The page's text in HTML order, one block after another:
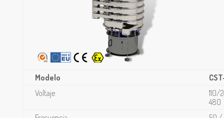
Modelo
Voltaje
480